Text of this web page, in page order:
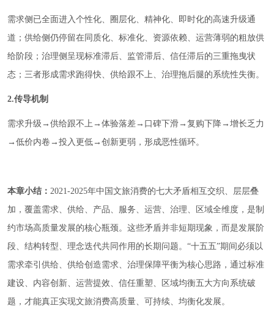
需求侧已全面进入个性化、圈层化、精神化、即时化的高速升级通
道；供给侧仍停留在同质化、标准化、资源依赖、运营薄弱的粗放供
给阶段；治理侧呈现标准滞后、监管滞后、信任滞后的三重拖曳状
态；三者形成需求跑得快、供给跟不上、治理拖后腿的系统性失衡。
2.传导机制
需求升级→供给跟不上→体验落差→口碑下滑→复购下降→增长乏力
→低价内卷→投入更低→创新更弱，形成恶性循环。
本章小结： 2021-2025年中国文旅消费的七大矛盾相互交织、层层叠
加，覆盖需求、供给、产品、服务、运营、治理、区域全维度，是制
约市场高质量发展的核心瓶颈。这些矛盾并非短期现象，而是发展阶
段、结构转型、理念迭代共同作用的长期问题。“十五五”期间必须以
需求牵引供给、供给创造需求、治理保障平衡为核心思路，通过标准
建设、内容创新、运营提效、信任重塑、区域均衡五大方向系统破
题，才能真正实现文旅消费高质量、可持续、均衡化发展。